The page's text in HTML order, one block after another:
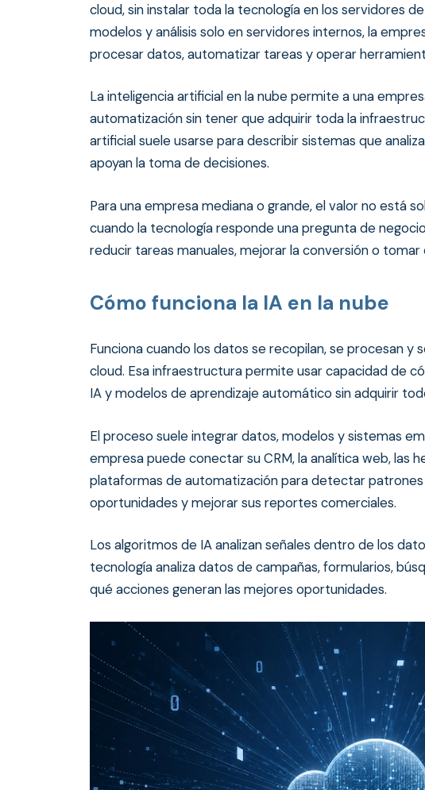
cloud, sin instalar toda la tecnología en los servidores
modelos y análisis solo en servidores internos, la
procesar datos, automatizar tareas y operar
La inteligencia artificial en la nube permite a una
automatización sin tener que adquirir toda la
artificial suele usarse para describir sistemas que
apoyan la toma de decisiones.
Para una empresa mediana o grande, el valor no está
cuando la tecnología responde una pregunta de
reducir tareas manuales, mejorar la conversión o
Cómo funciona la IA en la nube
Funciona cuando los datos se recopilan, se procesan y
cloud. Esa infraestructura permite usar capacidad de
IA y modelos de aprendizaje automático sin adquirir
El proceso suele integrar datos, modelos y sistemas
empresa puede conectar su CRM, la analítica web, las
plataformas de automatización para detectar
oportunidades y mejorar sus reportes comerciales.
Los algoritmos de IA analizan señales dentro de los
tecnología analiza datos de campañas, formularios,
qué acciones generan las mejores oportunidades.